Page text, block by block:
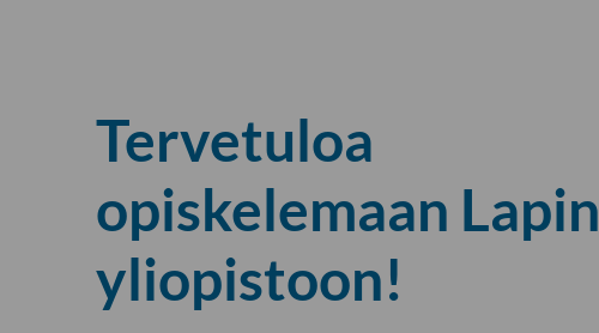
Tervetuloa
opiskelemaan Lapin
yliopistoon!